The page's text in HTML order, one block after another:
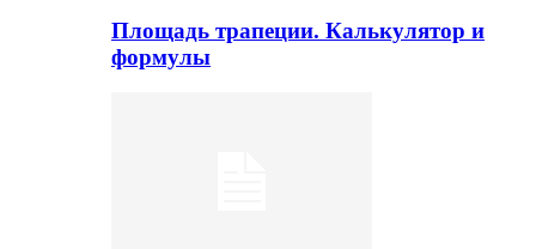
Площадь трапеции. Калькулятор и
формулы